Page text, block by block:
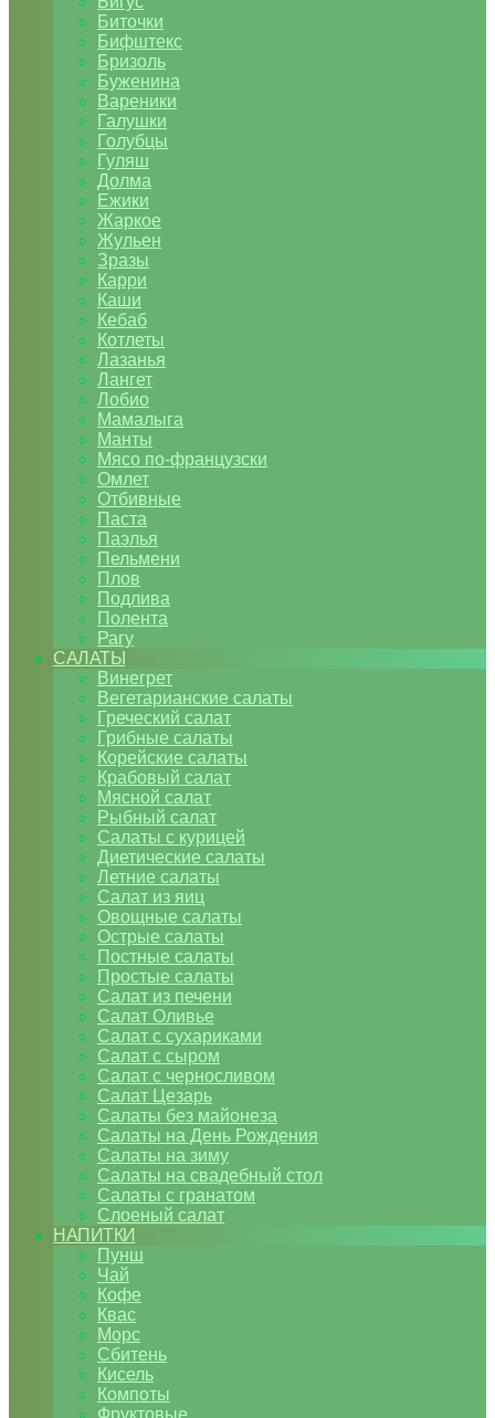
Биточки
Бифштекс
Бризоль
Буженина
Вареники
Галушки
Голубцы
Гуляш
Долма
Ежики
Жаркое
Жульен
Зразы
Карри
Каши
Кебаб
Котлеты
Лазанья
Лангет
Лобио
Мамалыга
Манты
Мясо по-французски
Омлет
Отбивные
Паста
Паэлья
Пельмени
Плов
Подлива
Полента
Рагу
САЛАТЫ
Винегрет
Вегетарианские салаты
Греческий салат
Грибные салаты
Корейские салаты
Крабовый салат
Мясной салат
Рыбный салат
Салаты с курицей
Диетические салаты
Летние салаты
Салат из яиц
Овощные салаты
Острые салаты
Постные салаты
Простые салаты
Салат из печени
Салат Оливье
Салат с сухариками
Салат с сыром
Салат с черносливом
Салат Цезарь
Салаты без майонеза
Салаты на День Рождения
Салаты на зиму
Салаты на свадебный стол
Салаты с гранатом
Слоеный салат
НАПИТКИ
Пунш
Чай
Кофе
Квас
Морс
Сбитень
Кисель
Компоты
Фруктовые